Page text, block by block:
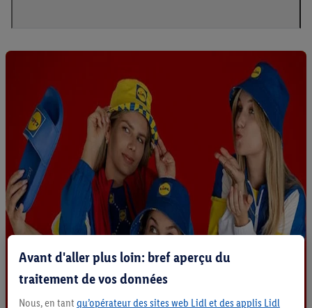
Avant d'aller plus loin: bref aperçu du
traitement de vos données
Nous, en tant qu’opérateur des sites web Lidl et des applis Lidl